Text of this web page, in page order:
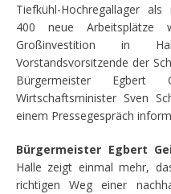
Tiefkühl-Hochregallager
400 neue Arbeitsplätze
Großinvestition in
Vorstandsvorsitzende der
Bürgermeister Egbert
Wirtschaftsminister Sven
einem Pressegespräch
Bürgermeister Egbert
Halle zeigt einmal mehr,
richtigen Weg einer